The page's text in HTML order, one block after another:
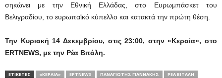
σηκώνει με την Εθνική Ελλάδας, στο Ευρωμπάσκετ του
Βελιγραδίου, το ευρωπαϊκό κύπελλο και κατακτά την πρώτη θέση.
Την Κυριακή 14 Δεκεμβρίου, στις 23:00, στην «Κεραία», στο
ERTNEWS, με την Ρέα Βιτάλη.
ΕΤΙΚΕΤΕΣ «ΚΕΡΑΊΑ» ΕΡΤNEWS ΠΑΝΑΓΙΏΤΗΣ ΓΙΑΝΝΆΚΗΣ ΡΈΑ ΒΙΤΆΛΗ